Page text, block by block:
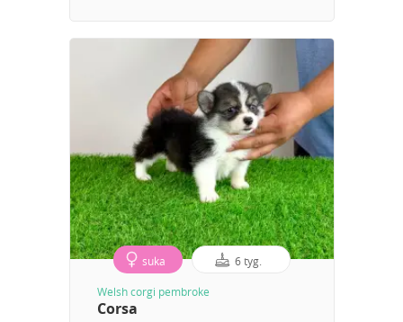
suka 6 tyg.
Welsh corgi pembroke
Corsa